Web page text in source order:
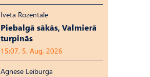
Iveta Rozentāle
Piebalgā sākās, Valmierā
turpinās
15:07, 5. Aug, 2026
Agnese Leiburga